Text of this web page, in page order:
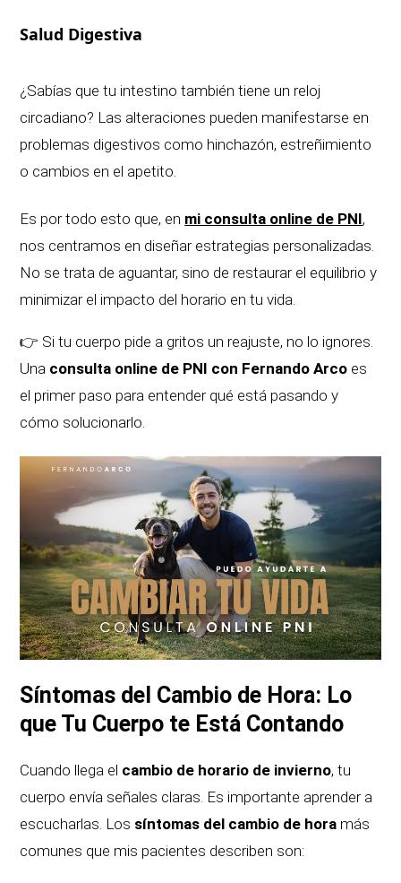
Salud Digestiva
¿Sabías que tu intestino también tiene un reloj
circadiano? Las alteraciones pueden manifestarse en
problemas digestivos como hinchazón, estreñimiento
o cambios en el apetito.
Es por todo esto que, en mi consulta online de PNI,
nos centramos en diseñar estrategias personalizadas.
No se trata de aguantar, sino de restaurar el equilibrio y
minimizar el impacto del horario en tu vida.
👉 Si tu cuerpo pide a gritos un reajuste, no lo ignores.
Una consulta online de PNI con Fernando Arco es
el primer paso para entender qué está pasando y
cómo solucionarlo.
Síntomas del Cambio de Hora: Lo
que Tu Cuerpo te Está Contando
Cuando llega el cambio de horario de invierno, tu
cuerpo envía señales claras. Es importante aprender a
escucharlas. Los síntomas del cambio de hora más
comunes que mis pacientes describen son: